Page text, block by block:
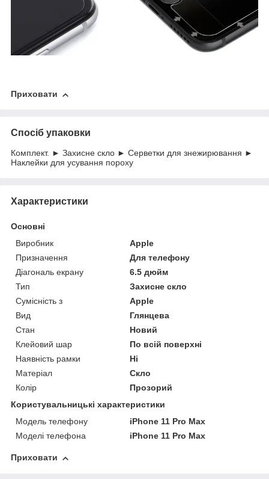
Приховати
Спосіб упаковки
Комплект. ► Захисне скло ► Серветки для знежирювання ►
Наклейки для усування пороху
Характеристики
Основні
Виробник
Apple
Призначення
Для телефону
Діагональ екрану
6.5 дюйм
Тип
Захисне скло
Сумісність з
Apple
Вид
Глянцева
Стан
Новий
Клейовий шар
По всій поверхні
Наявність рамки
Ні
Матеріал
Скло
Колір
Прозорий
Користувальницькі характеристики
Модель телефону
iPhone 11 Pro Max
Моделі телефона
iPhone 11 Pro Max
Приховати